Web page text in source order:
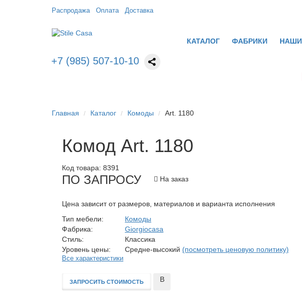
Распродажа Оплата Доставка
КАТАЛОГ ФАБРИКИ
+7 (985) 507-10-10
Главная Каталог Комоды Art. 1180
Комод Art. 1180
Код товара: 8391
ПО ЗАПРОСУ На заказ
Цена зависит от размеров, материалов и варианта исполнения
Тип мебели:
Комоды
Фабрика:
Giorgiocasa
Стиль:
Классика
Уровень цены:
Средне-высокий (посмотреть ценовую политику)
Все характеристики
ЗАПРОСИТЬ СТОИМОСТЬ
В